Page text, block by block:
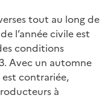
tout au long de
l’année civile est
conditions
Avec un automne
est contrariée,
à